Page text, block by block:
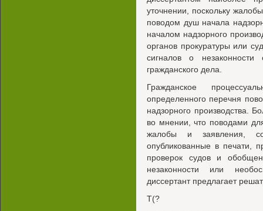
уточнении, поскольку
поводом душ начала
началом надзорного
органов прокуратуры или
сигналов о незаконности
гражданского дела.
Гражданское
определенного перечня
надзорного производства.
во мнении, что поводами
жалобы и заявления,
опубликованные в печати,
проверок судов и
незаконности или
диссертант предлагает
Т(?